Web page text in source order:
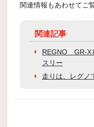
関連情報もあわせてご
関連記事
REGNO GR-
スリー
走りは、レグ